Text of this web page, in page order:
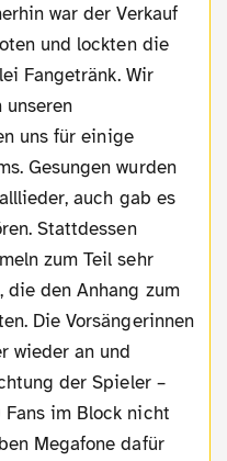
war der Verkauf
und lockten die
Fangetränk. Wir
uns für einige
Gesungen wurden
auch gab es
Stattdessen
zum Teil sehr
die den Anhang zum
Die Vorsängerinnen
wieder an und
der Spieler –
im Block nicht
Megafone dafür